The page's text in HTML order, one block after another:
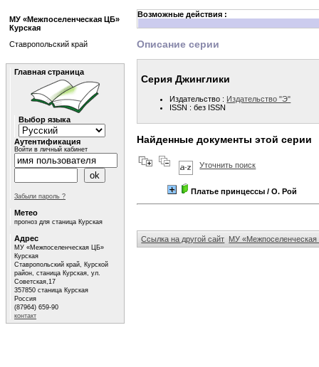
Возможные действия :
Описание серии
Серия Джинглики
Издательство : Издательство "Э"
ISSN : без ISSN
Найденные документы этой серии
Уточнить поиск
Платье принцессы / О. Рой
Ссылка на другой сайт МУ «Межпоселенческая
МУ «Межпоселенческая ЦБ»
Курская
Ставропольский край
Главная страница
Выбор языка
Аутентификация
Войти в личный кабинет
Забыли пароль ?
Метео
прогноз для станица Курская
Адрес
МУ «Межпоселенческая ЦБ»
Курская
Ставропольский край, Курской
район, станица Курская, ул.
Советская,17
357850 станица Курская
Россия
(87964) 659-90
контакт